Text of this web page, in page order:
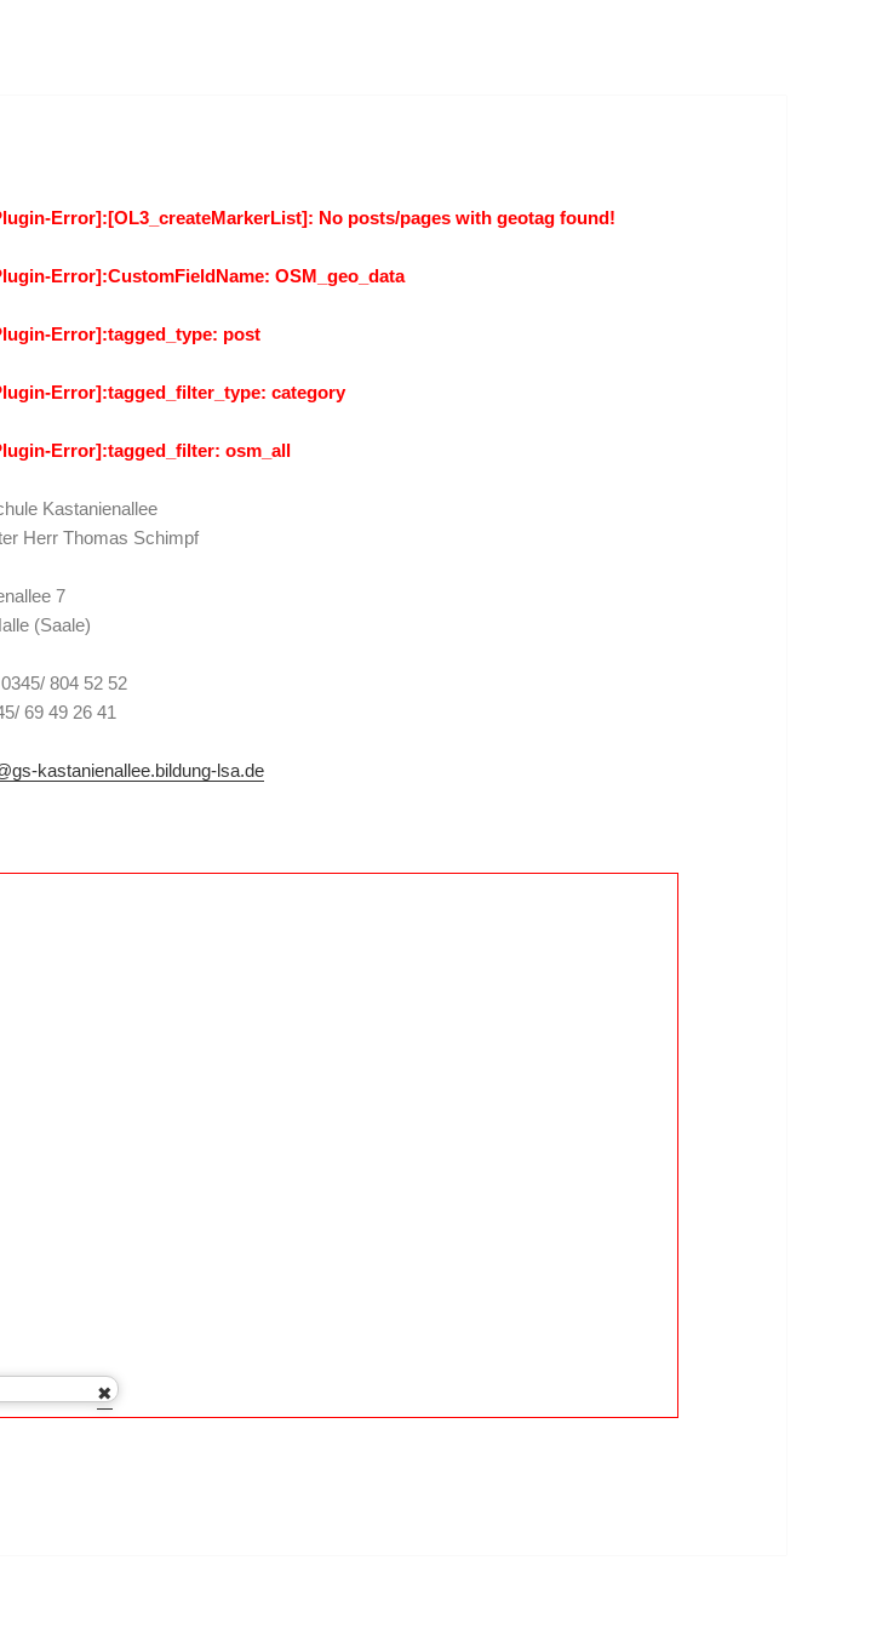
Error]:[OL3_createMarkerList]: No posts/pages with geotag found!
Error]:CustomFieldName: OSM_geo_data
Error]:tagged_type: post
Error]:tagged_filter_type: category
Error]:tagged_filter: osm_all
Kastanienallee
Herr Thomas Schimpf
7
(Saale)
804 52 52
69 49 26 41
kastanienallee.bildung-lsa.de